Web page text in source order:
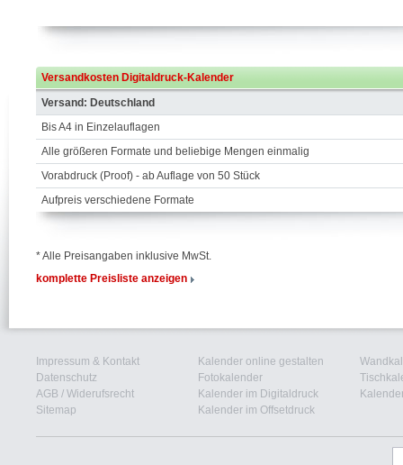
Versandkosten Digitaldruck-Kalender
Versand: Deutschland
Bis A4 in Einzelauflagen
Alle größeren Formate und beliebige Mengen einmalig
Vorabdruck (Proof) - ab Auflage von 50 Stück
Aufpreis verschiedene Formate
* Alle Preisangaben inklusive MwSt.
komplette Preisliste anzeigen
Impressum & Kontakt
Datenschutz
AGB / Widerufsrecht
Sitemap
Kalender online gestalten
Fotokalender
Kalender im Digitaldruck
Kalender im Offsetdruck